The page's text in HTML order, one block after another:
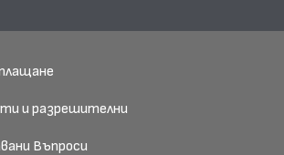
и разрешителни
Въпроси